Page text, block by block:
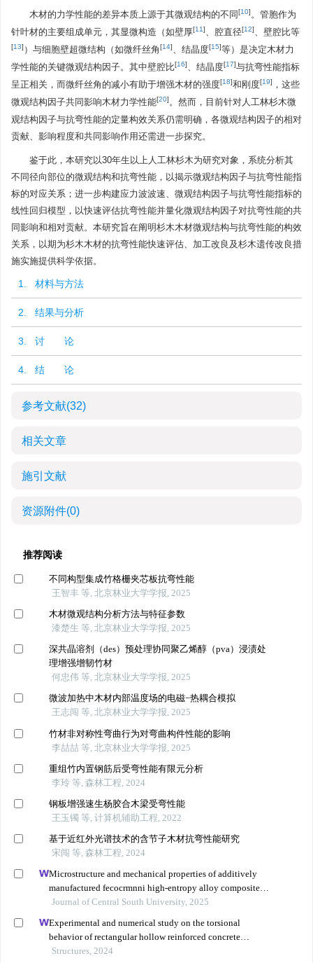
木材的力学性能的差异本质上源于其微观结构的不同[10]。管胞作为
针叶材的主要组成单元，其显微构造（如壁厚[11]、腔直径[12]、壁腔比等
[13] ）与细胞壁超微结构（如微纤丝角[14]、结晶度[15]等）是决定木材力
学性能的关键微观结构因子。其中壁腔比[16]、结晶度[17]与抗弯性能指标
呈正相关，而微纤丝角的减小有助于增强木材的强度[18]和刚度[19] ，这些
微观结构因子共同影响木材力学性能[20]。然而，目前针对人工林杉木微
观结构因子与抗弯性能的定量构效关系仍需明确，各微观结构因子的相对
贡献、影响程度和共同影响作用还需进一步探究。
鉴于此，本研究以30年生以上人工林杉木为研究对象，系统分析其
不同径向部位的微观结构和抗弯性能，以揭示微观结构因子与抗弯性能指
标的对应关系；进一步构建应力波波速、微观结构因子与抗弯性能指标的
线性回归模型，以快速评估抗弯性能并量化微观结构因子对抗弯性能的共
同影响和相对贡献。本研究旨在阐明杉木木材微观结构与抗弯性能的构效
关系，以期为杉木木材的抗弯性能快速评估、加工改良及杉木遗传改良措
施实施提供科学依据。
1. 材料与方法
2. 结果与分析
3. 讨 论
4. 结 论
参考文献(32)
相关文章
施引文献
资源附件(0)